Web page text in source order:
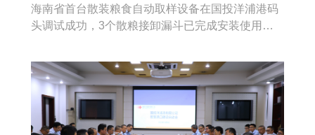
海南省首台散装粮食自动取样设备在国投洋浦港码
头调试成功，3个散粮接卸漏斗已完成安装使用，
食加工产业高质量发展。